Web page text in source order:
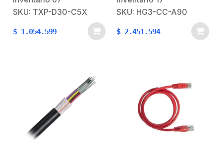
dobleAislamiento >30
dBF/B > 35 dB Ancho
de haz horizontal
50ΩEspecificación
MecánicaConector a
C5xPeso 6.5
kgDiámetro adecuado
para mástil o torre 30
SKU: TXP-D30-C5X
$ 1.054.599
proporcionan una forma
de haz asimétrica única
al tiempo que mantienen
una antena de bocina
bien diseñada con
conectores N-hembra.…
SKU: HG3-CC-A90
$ 2.451.594